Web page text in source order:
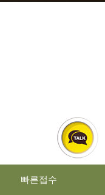
빠른접수